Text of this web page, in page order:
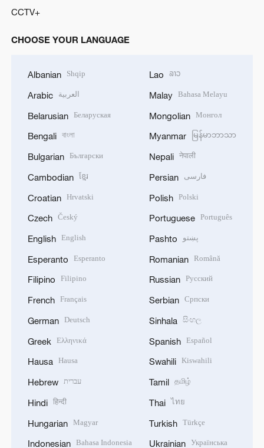
CCTV+
CHOOSE YOUR LANGUAGE
Albanian Shqip
Arabic العربية
Belarusian Беларуская
Bengali বাংলা
Bulgarian Български
Cambodian ខ្មែរ
Croatian Hrvatski
Czech Český
English English
Esperanto Esperanto
Filipino Filipino
French Français
German Deutsch
Greek Ελληνικά
Hausa Hausa
Hebrew עברית
Hindi हिन्दी
Hungarian Magyar
Indonesian Bahasa Indonesia
Lao ລາວ
Malay Bahasa Melayu
Mongolian Монгол
Myanmar မြန်မာဘာသာ
Nepali नेपाली
Persian فارسی
Polish Polski
Portuguese Português
Pashto پښتو
Romanian Română
Russian Русский
Serbian Српски
Sinhala සිංහල
Spanish Español
Swahili Kiswahili
Tamil தமிழ்
Thai ไทย
Turkish Türkçe
Ukrainian Українська